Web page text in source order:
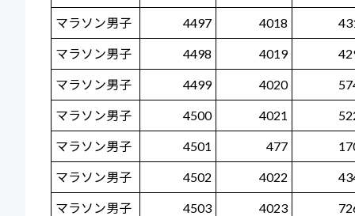
マラソン男子 4497 4018
マラソン男子 4498 4019
マラソン男子 4499 4020
マラソン男子 4500 4021
マラソン男子 4501 477
マラソン男子 4502 4022
マラソン男子 4503 4023